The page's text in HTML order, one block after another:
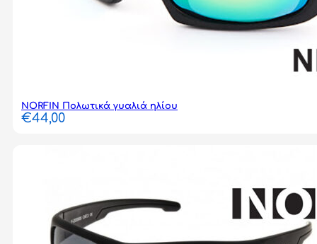
NORFIN Πολωτικά γυαλιά ηλίου
€44,00